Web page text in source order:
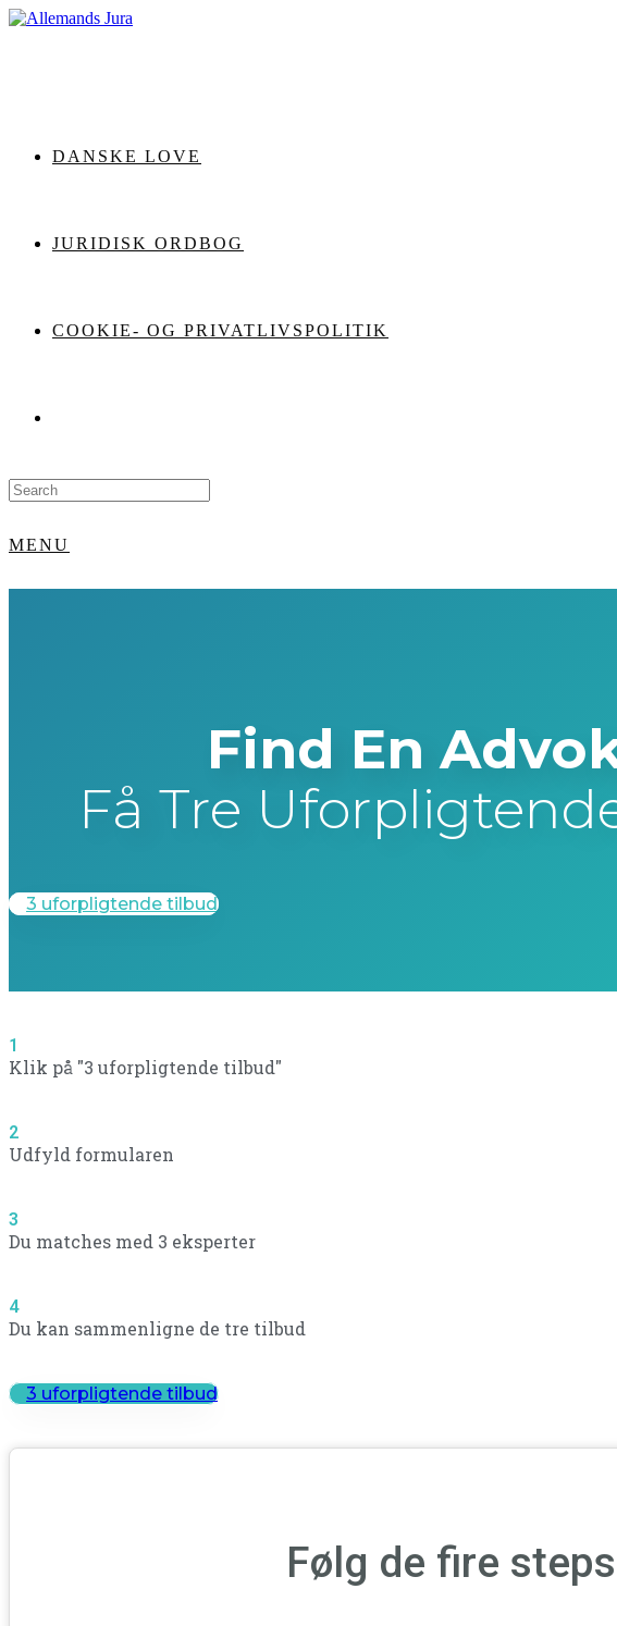
Skip
DANSKE LOVE
JURIDISK ORDBOG
COOKIE- OG PRIVATLIVSPOLITIK
Search
for:
MENU
Find En
Få Tre
3 uforpligtende tilbud
1
Klik på "3 uforpligtende tilbud"
2
Udfyld formularen
3
Du matches med 3 eksperter
4
Du kan sammenligne de tre tilbud
3 uforpligtende tilbud
Følg de fire